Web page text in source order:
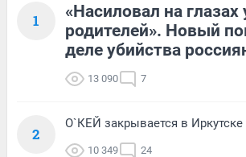
1
«Насиловал на
родителей». Новый
деле убийства
13 090 7
2
О`КЕЙ закрывается в Иркутске
10 349 24